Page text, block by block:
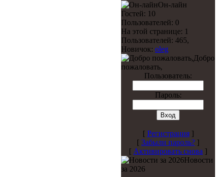
Он-лайн
Гостей: 10
Пользователей: 0
На этой странице: 1
Пользователей: 465,
Новичок: oleg
Добро
пожаловать,
Пользователь:
Пароль:
[ Регистрация]
[ Забыли пароль? ]
[ Активировать снова ]
Новости
за 2026